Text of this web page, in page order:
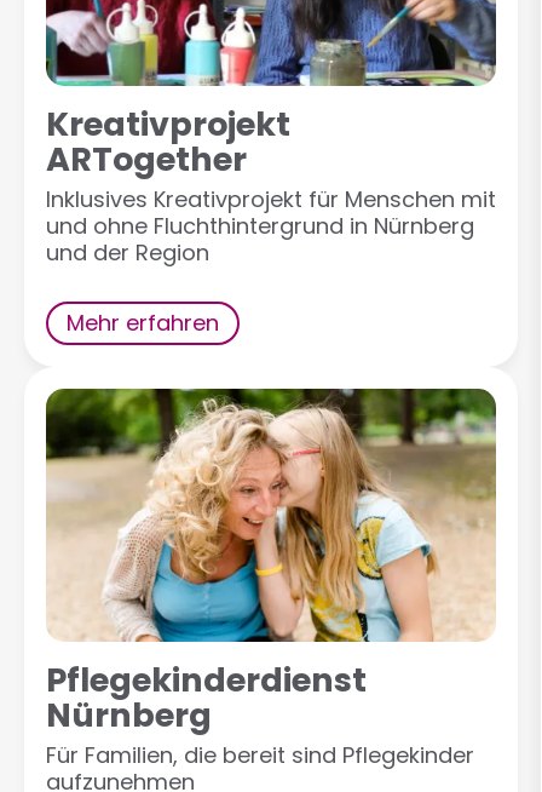
Kreativprojekt
ARTogether
Inklusives Kreativprojekt für Menschen mit
und ohne Fluchthintergrund in Nürnberg
und der Region
Mehr erfahren
Pflegekinderdienst
Nürnberg
Für Familien, die bereit sind Pflegekinder
aufzunehmen